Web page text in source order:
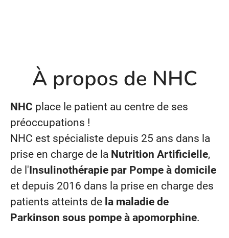
À propos de NHC
NHC place le patient au centre de ses
préoccupations !
NHC est spécialiste depuis 25 ans dans la
prise en charge de la Nutrition Artificielle,
de l'Insulinothérapie par Pompe à domicile
et depuis 2016 dans la prise en charge des
patients atteints de la maladie de
Parkinson sous pompe à apomorphine.